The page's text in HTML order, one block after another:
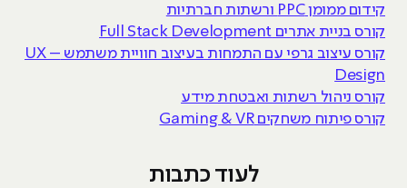
קידום ממומן PPC ורשתות חברתיות
קורס בניית אתרים Full Stack Development
קורס עיצוב גרפי עם התמחות בעיצוב חוויית משתמש UX –
Design
קורס ניהול רשתות ואבטחת מידע
קורס פיתוח משחקים Gaming & VR
לעוד כתבות